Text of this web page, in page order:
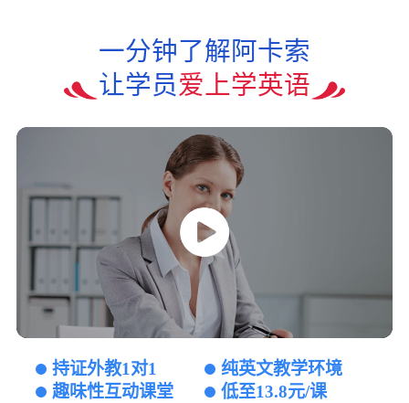
一分钟了解阿卡索
让学员爱上学英语
持证外教1对1
纯英文教学环境
趣味性互动课堂
低至13.8元/课